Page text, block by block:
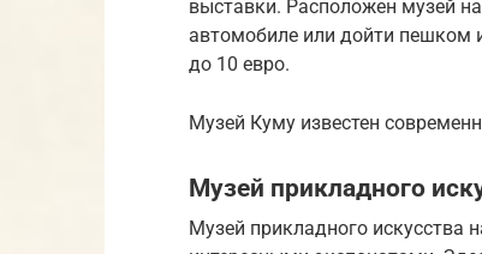
выставки. Расположен музей
автомобиле или дойти пешком
до 10 евро.
Музей Куму известен
Музей прикладного
Музей прикладного искусства